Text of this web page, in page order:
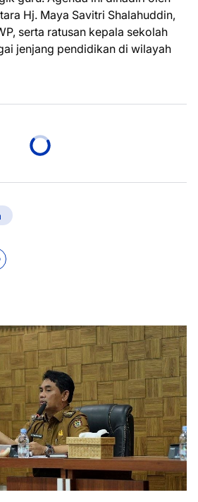
Hj. Maya Savitri Shalahuddin,
serta ratusan kepala sekolah
jenjang pendidikan di wilayah